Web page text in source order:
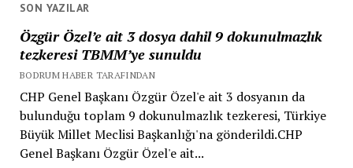
SON YAZILAR
Özgür Özel’e ait 3 dosya dahil 9 dokunulmazlık
tezkeresi TBMM’ye sunuldu
BODRUM HABER TARAFINDAN
CHP Genel Başkanı Özgür Özel'e ait 3 dosyanın da
bulunduğu toplam 9 dokunulmazlık tezkeresi, Türkiye
Büyük Millet Meclisi Başkanlığı'na gönderildi.CHP
Genel Başkanı Özgür Özel'e ait...